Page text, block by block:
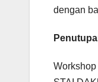
dengan